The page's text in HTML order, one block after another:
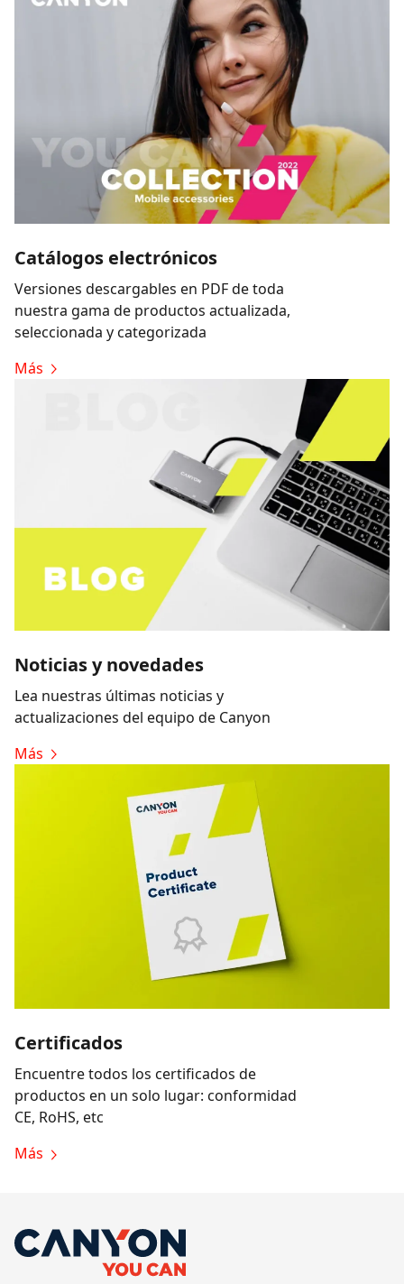
Catálogos electrónicos
Versiones descargables en PDF de toda
nuestra gama de productos actualizada,
seleccionada y categorizada
Más
Noticias y novedades
Lea nuestras últimas noticias y
actualizaciones del equipo de Canyon
Más
Certificados
Encuentre todos los certificados de
productos en un solo lugar: conformidad
CE, RoHS, etc
Más